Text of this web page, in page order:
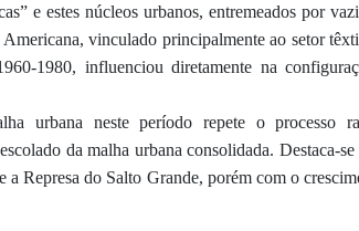
e estes núcleos urbanos, entremeados por
vinculado principalmente ao setor
1980, influenciou diretamente na
urbana neste período repete o processo
da malha urbana consolidada. Destaca-
a Represa do Salto Grande, porém como